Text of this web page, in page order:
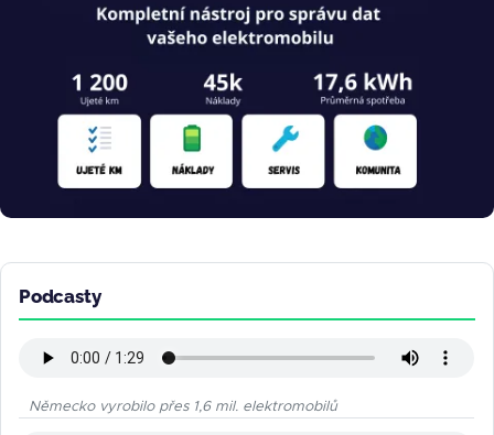
Podcasty
Německo vyrobilo přes 1,6 mil. elektromobilů